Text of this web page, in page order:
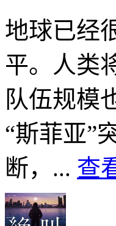
地球已经
平。人类
队伍规模
“斯菲亚”
断，... 查